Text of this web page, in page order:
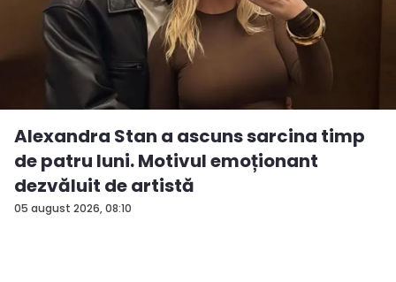
05 august 2026, 08:10
Alexandra Stan a ascuns sarcina timp
de patru luni. Motivul emoționant
dezvăluit de artistă